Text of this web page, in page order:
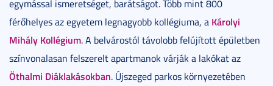
egymással ismeretséget, barátságot. Több mint 800
férőhelyes az egyetem legnagyobb kollégiuma, a Károlyi
Mihály Kollégium. A belvárostól távolobb felújított épületben
színvonalasan felszerelt apartmanok várják a lakókat az
Öthalmi Diáklakásokban. Újszeged parkos környezetében